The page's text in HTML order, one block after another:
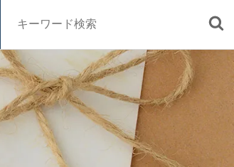
■定期便
■特集 一覧
■原材料・販売期間一覧
ヒロコーヒーについて